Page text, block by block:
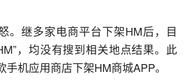
。继多家电商平台下架HM后，目
，均没有搜到相关地点结果。此
机应用商店下架HM商城APP。